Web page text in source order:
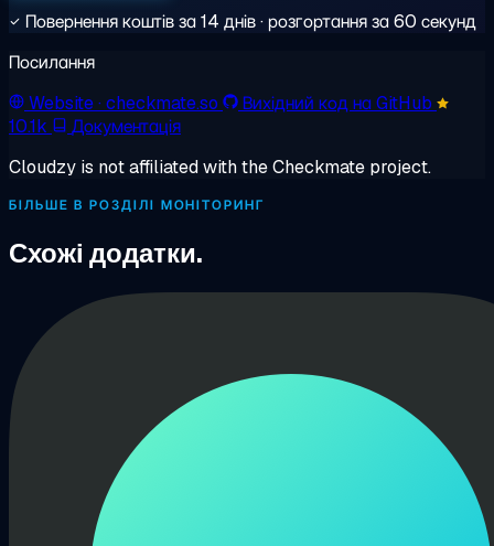
Повернення коштів за 14 днів · розгортання за 60 секунд
Посилання
Website· checkmate.so
Вихідний код на GitHub
10.1k
Документація
Cloudzy is not affiliated with the Checkmate project.
БІЛЬШЕ В РОЗДІЛІ МОНІТОРИНГ
Схожі додатки.